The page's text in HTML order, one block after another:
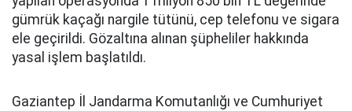
gümrük kaçağı nargile tütünü, cep telefonu ve sigara
ele geçirildi. Gözaltına alınan şüpheliler hakkında
yasal işlem başlatıldı.
Gaziantep İl Jandarma Komutanlığı ve Cumhuriyet